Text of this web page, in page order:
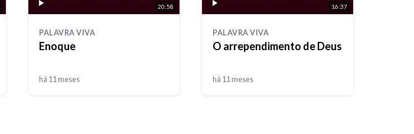
20:58
PALAVRA VIVA
Enoque
há 11 meses
16:37
PALAVRA VIVA
O arrependimento de Deus
há 11 meses